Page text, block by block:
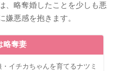
、略奪婚したことを少しも悪
嫌悪感を抱きます。
略奪妻
イチカちゃんを育てるナツミ